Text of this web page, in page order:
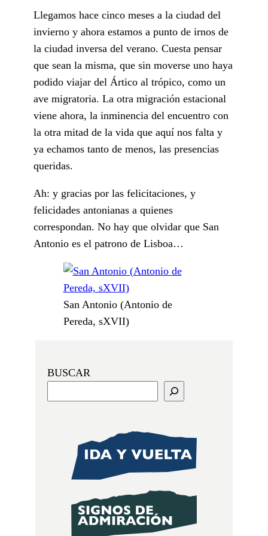
Llegamos hace cinco meses a la ciudad del
invierno y ahora estamos a punto de irnos de
la ciudad inversa del verano. Cuesta pensar
que sean la misma, que sin moverse uno haya
podido viajar del Ártico al trópico, como un
ave migratoria. La otra migración estacional
viene ahora, la inminencia del encuentro con
la otra mitad de la vida que aquí nos falta y
ya echamos tanto de menos, las presencias
queridas.
Ah: y gracias por las felicitaciones, y
felicidades antonianas a quienes
correspondan. No hay que olvidar que San
Antonio es el patrono de Lisboa…
San Antonio (Antonio de
Pereda, sXVII)
BUSCAR